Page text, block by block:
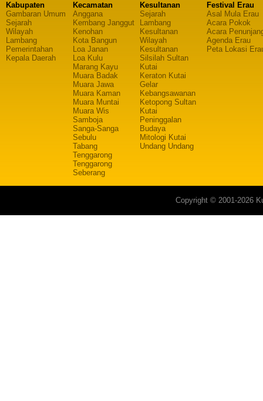
Kabupaten
Gambaran Umum
Sejarah
Wilayah
Lambang
Pemerintahan
Kepala Daerah
Kecamatan
Anggana
Kembang Janggut
Kenohan
Kota Bangun
Loa Janan
Loa Kulu
Marang Kayu
Muara Badak
Muara Jawa
Muara Kaman
Muara Muntai
Muara Wis
Samboja
Sanga-Sanga
Sebulu
Tabang
Tenggarong
Tenggarong
Seberang
Kesultanan
Sejarah
Lambang
Kesultanan
Wilayah
Kesultanan
Silsilah Sultan
Kutai
Keraton Kutai
Gelar
Kebangsawanan
Ketopong Sultan
Kutai
Peninggalan
Budaya
Mitologi Kutai
Undang Undang
Festival Erau
Asal Mula Erau
Acara Pokok
Acara
Agenda Erau
Peta Lokasi
Copyright © 2001-2026